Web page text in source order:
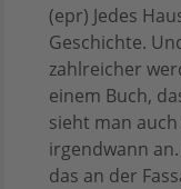
(epr) Jedes
Geschichte.
zahlreicher
einem Buch,
sieht man
irgendwann
das an der